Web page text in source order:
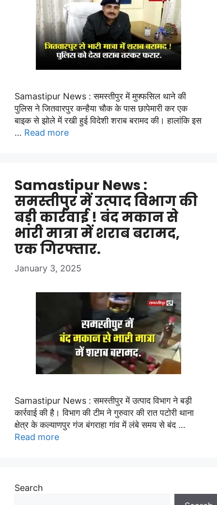
Samastipur News : समस्तीपुर में मुफ्फसिल थाने की
पुलिस ने जितवारपुर कन्हैया चौक के पास छापेमारी कर एक
बाइक से झोले में रखी हुई विदेशी शराब बरामद की। हालांकि इस
… Read more
Samastipur News :
समस्तीपुर में उत्पाद विभाग की
बड़ी कार्रवाई ! बंद मकान से
भारी मात्रा में शराब बरामद,
एक गिरफ्तार.
January 3, 2025
Samastipur News : समस्तीपुर में उत्पाद विभाग ने बड़ी
कार्रवाई की है। विभाग की टीम ने गुरुवार की रात पटोरी थाना
क्षेत्र के कल्याणपुर गंज बंगराहा गांव में लंबे समय से बंद …
Read more
Search